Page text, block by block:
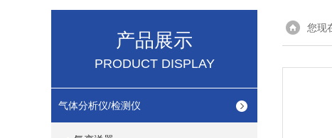
产品展示
PRODUCT DISPLAY
气体分析仪/检测仪
您现